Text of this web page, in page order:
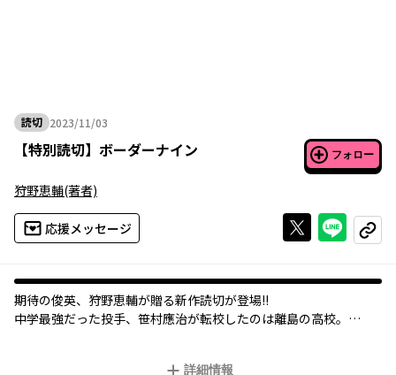
読切 2023/11/03
2023年11月03日
【特別読切】 ボーダーナイン フォロー
狩野恵輔(著者)
応援メッセージ Xで投稿する
ライン
コピー
期待の俊英、狩野恵輔が贈る新作読切が登場!!
中学最強だった投手、笹村應治が転校したのは離島の高校。
詳細情報